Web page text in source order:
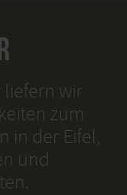
liefern wir
zum
in der Eifel,
und